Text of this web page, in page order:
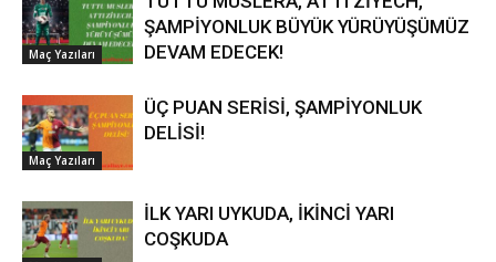
Maç Yazıları
ŞAMPİYONLUK BÜYÜK YÜRÜYÜŞÜMÜZ
DEVAM EDECEK!
Maç Yazıları
ÜÇ PUAN SERİSİ, ŞAMPİYONLUK
DELİSİ!
İLK YARI UYKUDA, İKİNCİ YARI
COŞKUDA